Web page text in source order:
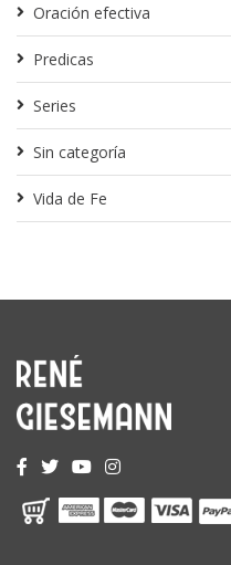
Oración efectiva
Predicas
Series
Sin categoría
Vida de Fe